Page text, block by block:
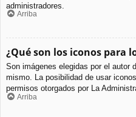
administradores.
Arriba
¿Qué son los iconos para
Son imágenes elegidas por el autor
mismo. La posibilidad de usar
permisos otorgados por La
Arriba